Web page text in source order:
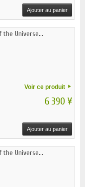
Ajouter au panier
the Universe...
Voir ce produit
6 390 ¥
Ajouter au panier
the Universe...